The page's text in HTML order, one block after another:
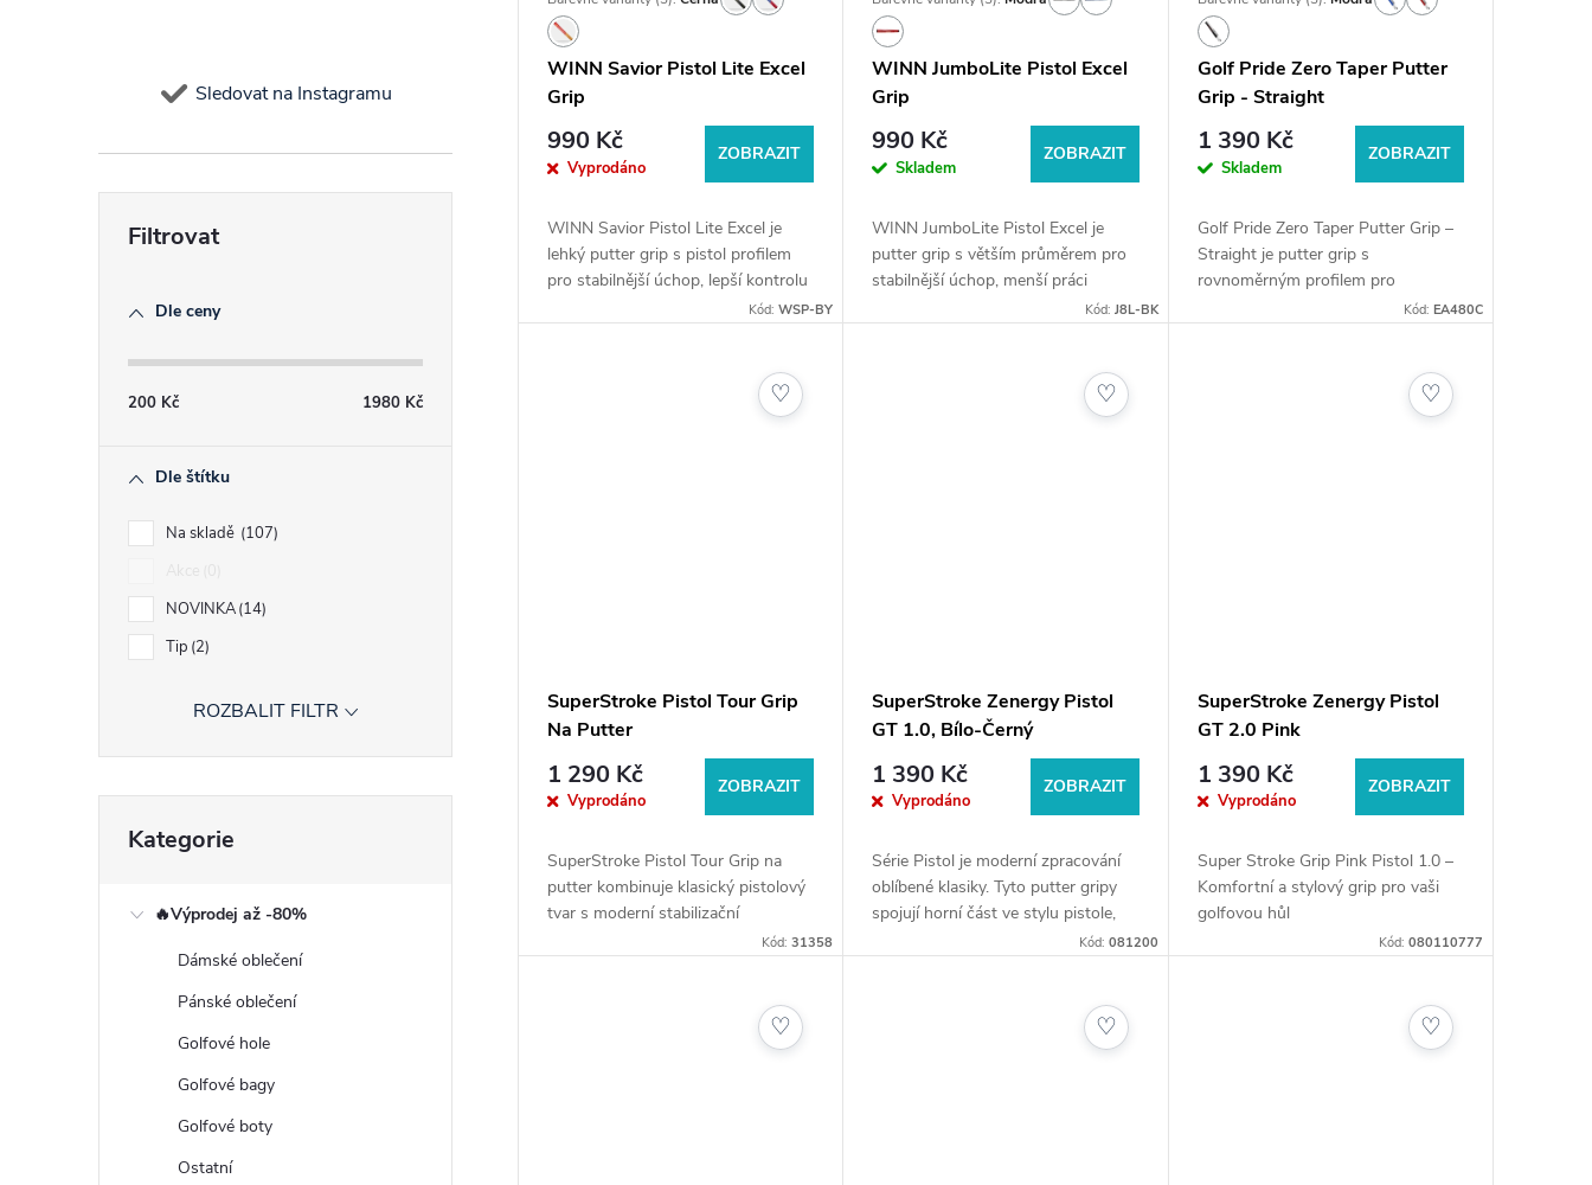
Sledovat na Instagramu
Dle ceny
200 Kč 1980 Kč
Dle štítku
Na skladě 107
NOVINKA 14
Tip 2
ROZBALIT FILTR
kategorie
Kategorie
🔥Výprodej až -80%
Dámské oblečení
Pánské oblečení
Golfové hole
Golfové bagy
Golfové boty
Ostatní
WINN Savior Pistol Lite Excel
Grip
990 Kč
Vyprodáno
ZOBRAZIT
WINN Savior Pistol Lite Excel je
lehký putter grip s pistol profilem
pro stabilnější úchop, lepší kontrolu
Kód:WSP-BY
WINN JumboLite Pistol Excel
Grip
990 Kč
Skladem
ZOBRAZIT
WINN JumboLite Pistol Excel je
putter grip s větším průměrem pro
stabilnější úchop, menší práci
Kód: J8L-BK
Golf Pride Zero Taper Putter
Grip - Straight
1 390 Kč
Skladem
ZOBRAZIT
Golf Pride Zero Taper Putter Grip –
Straight je putter grip s
rovnoměrným profilem pro
maximální kontrolu a stabilitu při
Kód: EA480C
SuperStroke Pistol Tour Grip
Na Putter
1 290 Kč
Vyprodáno
ZOBRAZIT
SuperStroke Pistol Tour Grip na
putter kombinuje klasický pistolový
tvar s moderní stabilizační
technologií, která pomáhá udržet
Kód:31358
♡
SuperStroke Zenergy Pistol
GT 1.0, Bílo-Černý
1 390 Kč
Vyprodáno
ZOBRAZIT
Série Pistol je moderní zpracování
oblíbené klasiky. Tyto putter gripy
spojují horní část ve stylu pistole,
která pomáhá golfistům zafixovat
Kód: 081200
♡
SuperStroke Zenergy Pistol
GT 2.0 Pink
1 390 Kč
Vyprodáno
ZOBRAZIT
Super Stroke Grip Pink Pistol 1.0 –
Komfortní a stylový grip pro vaši
golfovou hůl
Kód: 080110777
♡
♡ ♡ ♡